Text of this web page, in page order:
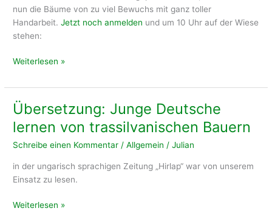
nun die Bäume von zu viel Bewuchs mit ganz toller
Handarbeit.Jetzt noch anmelden und um 10 Uhr auf der Wiese
stehen:
Am
25.8.
wird
gesenst
Weiterlesen »
Übersetzung: Junge Deutsche
lernen von trassilvanischen Bauern
Schreibe einen Kommentar /Allgemein /Julian
in der ungarisch sprachigen Zeitung „Hirlap“ war von unserem
Einsatz zu lesen.
Übersetzung:
Weiterlesen »